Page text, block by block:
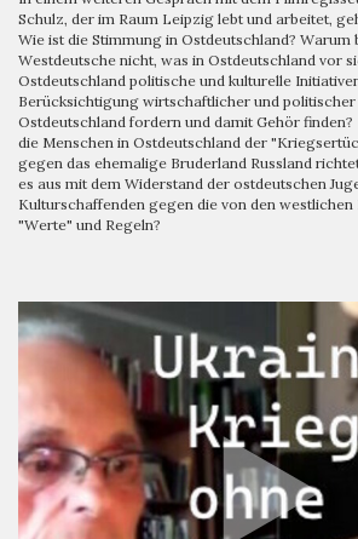
Schulz, der im Raum Leipzig lebt und arbeitet,
Wie ist die Stimmung in Ostdeutschland? Warum
Westdeutsche nicht, was in Ostdeutschland vor
Ostdeutschland politische und kulturelle
Berücksichtigung wirtschaftlicher und
Ostdeutschland fordern und damit Gehör
die Menschen in Ostdeutschland der
gegen das ehemalige Bruderland Russland
es aus mit dem Widerstand der ostdeutschen
Kulturschaffenden gegen die von den
"Werte" und Regeln?